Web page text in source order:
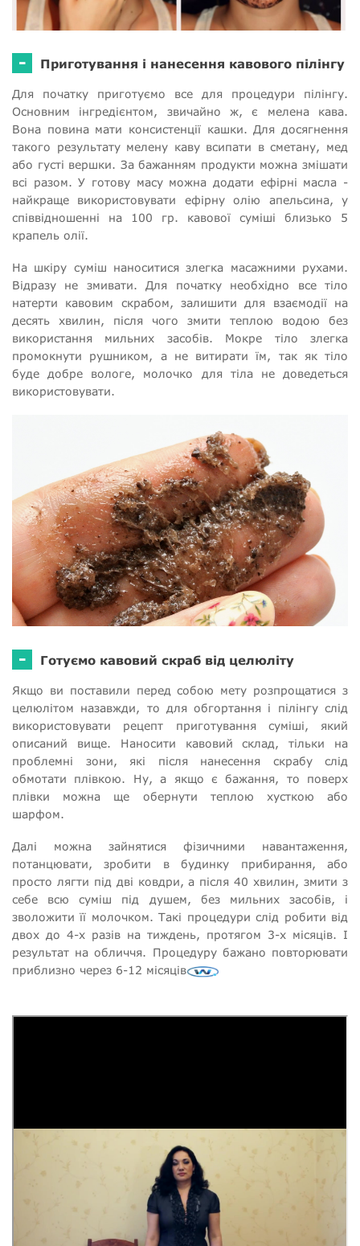
- Приготування і нанесення кавового пілінгу
Для початку приготуємо все для процедури пілінгу.
Основним інгредієнтом, звичайно ж, є мелена кава.
Вона повина мати консистенції кашки. Для досягнення
такого результату мелену каву всипати в сметану, мед
або густі вершки. За бажанням продукти можна змішати
всі разом. У готову масу можна додати ефірні масла -
найкраще використовувати ефірну олію апельсина, у
співвідношенні на 100 гр. кавової суміші близько 5
крапель олії.
На шкіру суміш наноситися злегка масажними рухами.
Відразу не змивати. Для початку необхідно все тіло
натерти кавовим скрабом, залишити для взаємодії на
десять хвилин, після чого змити теплою водою без
використання мильних засобів. Мокре тіло злегка
промокнути рушником, а не витирати їм, так як тіло
буде добре вологе, молочко для тіла не доведеться
використовувати.
- Готуємо кавовий скраб від целюліту
Якщо ви поставили перед собою мету розпрощатися з
целюлітом назавжди, то для обгортання і пілінгу слід
використовувати рецепт приготування суміші, який
описаний вище. Наносити кавовий склад, тільки на
проблемні зони, які після нанесення скрабу слід
обмотати плівкою. Ну, а якщо є бажання, то поверх
плівки можна ще обернути теплою хусткою або
шарфом.
Далі можна зайнятися фізичними навантаження,
потанцювати, зробити в будинку прибирання, або
просто лягти під дві ковдри, а після 40 хвилин, змити з
себе всю суміш під душем, без мильних засобів, і
зволожити її молочком. Такі процедури слід робити від
двох до 4-х разів на тиждень, протягом 3-х місяців. І
результат на обличчя. Процедуру бажано повторювати
приблизно через 6-12 місяців